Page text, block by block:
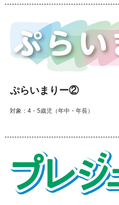
ぷらいまりー②
対象：4・5歳児（年中・年長）